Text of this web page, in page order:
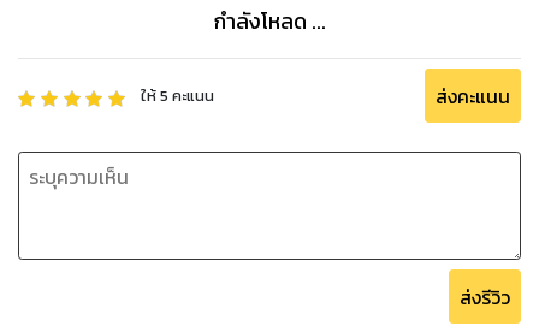
กำลังโหลด ...
ให้5 คะแนน ส่งคะแนน
ส่งรีวิว